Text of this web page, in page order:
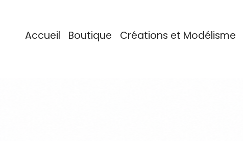
Accueil Boutique Créations et Modélisme